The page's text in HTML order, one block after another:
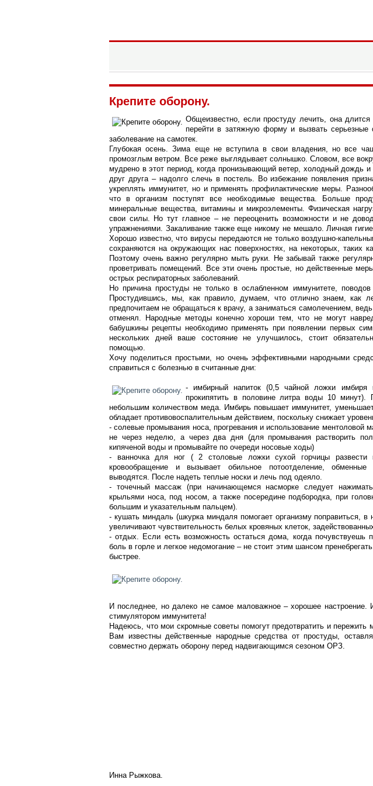
Информационный портал города
Крепите оборону.
Общеизвестно, если простуду лечить, она
перейти в затяжную форму и вызвать серьезные
заболевание на самотек.
Глубокая осень. Зима еще не вступила в свои владения, но все
промозглым ветром. Все реже выглядывает солнышко. Словом, все
мудрено в этот период, когда пронизывающий ветер, холодный дождь
друг друга – надолго слечь в постель. Во избежание появления
укреплять иммунитет, но и применять профилактические меры.
что в организм поступят все необходимые вещества. Больше
минеральные вещества, витамины и микроэлементы. Физическая
свои силы. Но тут главное – не переоценить возможности и не
упражнениями. Закаливание также еще никому не мешало. Личная
Хорошо известно, что вирусы передаются не только воздушно-
сохраняются на окружающих нас поверхностях, на некоторых, таких
Поэтому очень важно регулярно мыть руки. Не забывай также
проветривать помещений. Все эти очень простые, но действенные
острых респираторных заболеваний.
Но причина простуды не только в ослабленном иммунитете, поводов
Простудившись, мы, как правило, думаем, что отлично знаем, как
предпочитаем не обращаться к врачу, а заниматься самолечением,
отменял. Народные методы конечно хороши тем, что не могут
бабушкины рецепты необходимо применять при появлении первых
нескольких дней ваше состояние не улучшилось, стоит
помощью.
Хочу поделиться простыми, но очень эффективными народными
справиться с болезнью в считанные дни:
- имбирный напиток (0,5 чайной ложки
прокипятить в половине литра воды 10
небольшим количеством меда. Имбирь повышает иммунитет,
обладает противовоспалительным действием, поскольку снижает
- солевые промывания носа, прогревания и использование ментоловой
не через неделю, а через два дня (для промывания растворить
кипяченой воды и промывайте по очереди носовые ходы)
- ванночка для ног ( 2 столовые ложки сухой горчицы развести
кровообращение и вызывает обильное потоотделение, обменные
выводятся. После надеть теплые носки и лечь под одеяло.
- точечный массаж (при начинающемся насморке следует
крыльями носа, под носом, а также посередине подбородка, при
большим и указательным пальцем).
- кушать миндаль (шкурка миндаля помогает организму поправиться,
увеличивают чувствительность белых кровяных клеток,
- отдых. Если есть возможность остаться дома, когда почувствуешь
боль в горле и легкое недомогание – не стоит этим шансом
быстрее.
И последнее, но далеко не самое маловажное – хорошее
стимулятором иммунитета!
Надеюсь, что мои скромные советы помогут предотвратить и пережить
Вам известны действенные народные средства от простуды,
совместно держать оборону перед надвигающимся сезоном ОРЗ.
Инна Рыжкова.